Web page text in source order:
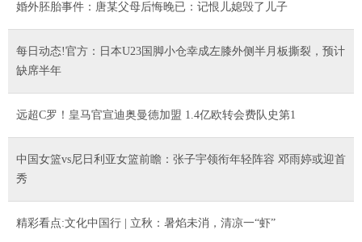
婚外胚胎事件：唐某父母后悔晚已：记恨儿媳毁了儿子
每日动态!官方：日本U23国脚小仓幸成左膝外侧半月板撕裂，预计
缺席半年
远超C罗！皇马官宣迪奥曼德加盟 1.4亿欧转会费队史第1
中国女篮vs尼日利亚女篮前瞻：张子宇领衔年轻阵容 邓雨婷或迎首
秀
精彩看点:文化中国行 | 立秋：暑焰未消，清凉一“虾”